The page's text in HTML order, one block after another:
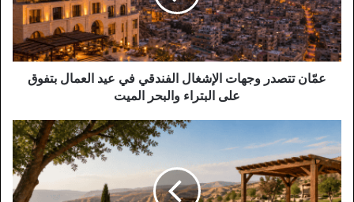
في
عيد
العمال
بتفوق
عمّان تتصدر وجهات الإشغال الفندقي في عيد العمال بتفوق
على البتراء والبحر الميت
العام
يناشد
الأردنيين
بضرورة